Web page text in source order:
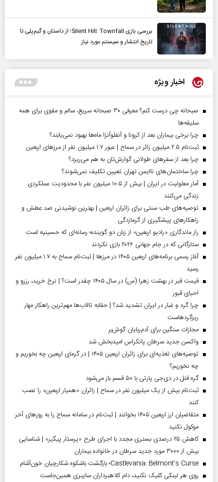
بررسی بازی Silent Hill: Townfall؛ از داستان و گیم‌پلی تا
تاریخ انتشار و سیستم مورد نیاز
اخبار ویژه
صبحانه چی درست کنم؟ معرفی ۳۰ صبحانه سریع، سالم و مقوی برای همه
سلیقه‌ها
چرا برخی بیماران بعد از کرونا و آنفلوآنزا ماه‌ها بهبود نمی‌یابند؟
ثبت‌نام ۲.۵ میلیون زائر در سماح | عبور ۱.۷ میلیون نفر از مرز‌های اربعین
چرا بعد از سفرهای طولانی گوارش‌تان به هم می‌ریزد؟
چرا ساختمان‌های ناایمن تهران تعیین تکلیف نمی‌شوند؟
آمار معلولیت در ایران | بیش از ۱۰.۵ میلیون نفر با محدودیت عملکردی
زندگی می‌کنند
توصیه‌های طب سنتی برای زائران اربعین | بهترین نوشیدنی ضد عطش و
راهکارهای پیشگیری از گرمازدگی
راز ماندگاری «رادیو اربعین» از زبان دو گوینده؛ رسانه‌ای که حسینیه است
ستارگانی که در جام جهانی ۲۰۲۶ بازی نکردند
آغاز رسمی برنامه‌های اربعین ۱۴۰۵ در مرز‌ها | ثبت‌نام سماح به ۱.۷ میلیون نفر
رسید
قیمت قبر در بهشت زهرا (س) در سال ۱۴۰۵ چقدر است؟ | نرخ خرید، رزرو و
احیای قبور
چرا گرد و غبار در ایران تشدید شد؟ | حقابه تالاب‌ها مهم‌ترین راهکار مهار
ریزگردهاست
مجازات سنگین برای آدم‌ربایان گوش‌بر
واکسن جدید سرطان پانکراس امیدبخش شد
توصیه‌های تغذیه‌ای برای زائران اربعین ۱۴۰۵ | در گرمای اربعین چه بخوریم و
چه نخوریم؟
گره قتل در دی‌جی پارتی با ۵۰ قسم باز می‌شود
ثبت‌نام بیش از یک میلیون نفر در سماح | زائران «همیار اربعین» را نصب
کنند
متقاضیان ارز اربعین ۱۴۰۵ بخوانند | ثبت‌نام در سامانه سماح را به روز‌های آخر
موکول نکنید
کاهش ۲۵ درصدی بستری مجدد با اجرای طرح «پرستار پیگیر» | شناسایی
بیش از ۳۰۰۰ مورد جدید سرطان در خانواده بیماران
Castlevania: Belmont’s Curse؛ بازگشت باشکوه شکارچیان خون‌آشام
روی هر لینکی کلیک نکنید، دام کلاهبرداران سایبری همین‌جاست